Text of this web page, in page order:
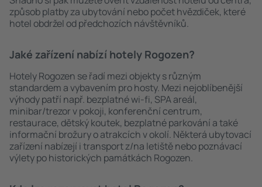
způsob platby za ubytování nebo počet hvězdiček, které
hotel obdržel od předchozích návštěvníků.
Jaké zařízení nabízí hotely Rogozen?
Hotely Rogozen se řadí mezi objekty s různým
standardem a vybavením pro hosty. Mezi nejoblíbenější
výhody patří např. bezplatné wi-fi, SPA areál,
minibar/trezor v pokoji, konferenční centrum,
restaurace, dětský koutek, bezplatné parkování a také
informační brožury o atrakcích v okolí. Některá ubytovací
zařízení nabízejí i transport z/na letiště nebo poznávací
výlety po historických památkách Rogozen.